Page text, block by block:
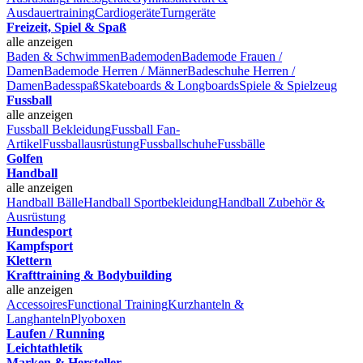
AusdauertrainingCardiogeräteTurngeräte
Freizeit, Spiel & Spaß
alle anzeigen
Baden & SchwimmenBademodenBademode Frauen /
DamenBademode Herren / MännerBadeschuhe Herren /
DamenBadesspaßSkateboards & LongboardsSpiele & Spielzeug
Fussball
alle anzeigen
Fussball BekleidungFussball Fan-
ArtikelFussballausrüstungFussballschuheFussbälle
Golfen
Handball
alle anzeigen
Handball BälleHandball SportbekleidungHandball Zubehör &
Ausrüstung
Hundesport
Kampfsport
Klettern
Krafttraining & Bodybuilding
alle anzeigen
AccessoiresFunctional TrainingKurzhanteln &
LanghantelnPlyoboxen
Laufen / Running
Leichtathletik